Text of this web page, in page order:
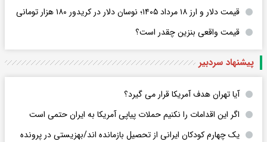
قیمت دلار و ارز ۱۸ مرداد ۱۴۰۵​؛ نوسان دلار در کریدور ۱۸۰ هزار تومانی
قیمت واقعی بنزین چقدر است؟
پیشنهاد سردبیر
آیا تهران هدف آمریکا قرار می گیرد؟
اگر این اقدامات را نکنیم حملات پیاپی آمریکا به ایران حتمی است
یک چهارم کودکان ایرانی از تحصیل بازمانده اند/بهزیستی در پرونده